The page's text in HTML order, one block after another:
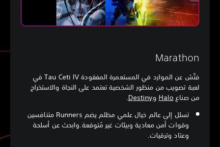
Marathon
فتِّش عن الموارد في المستعمرة المفقودة Tau Ceti IV في
لعبة تصويب من منظور الشخصية تعتمد على النجاة والاستخراج
من صناع Halo وDestiny
.
تسلل إلى عالم خيال علمي مظلم يضم Runners متنافسين
وقوات أمن معادية وبيئات غير مُتوقعة.وابحث عن أسلحة
وعتاد وترقيات.